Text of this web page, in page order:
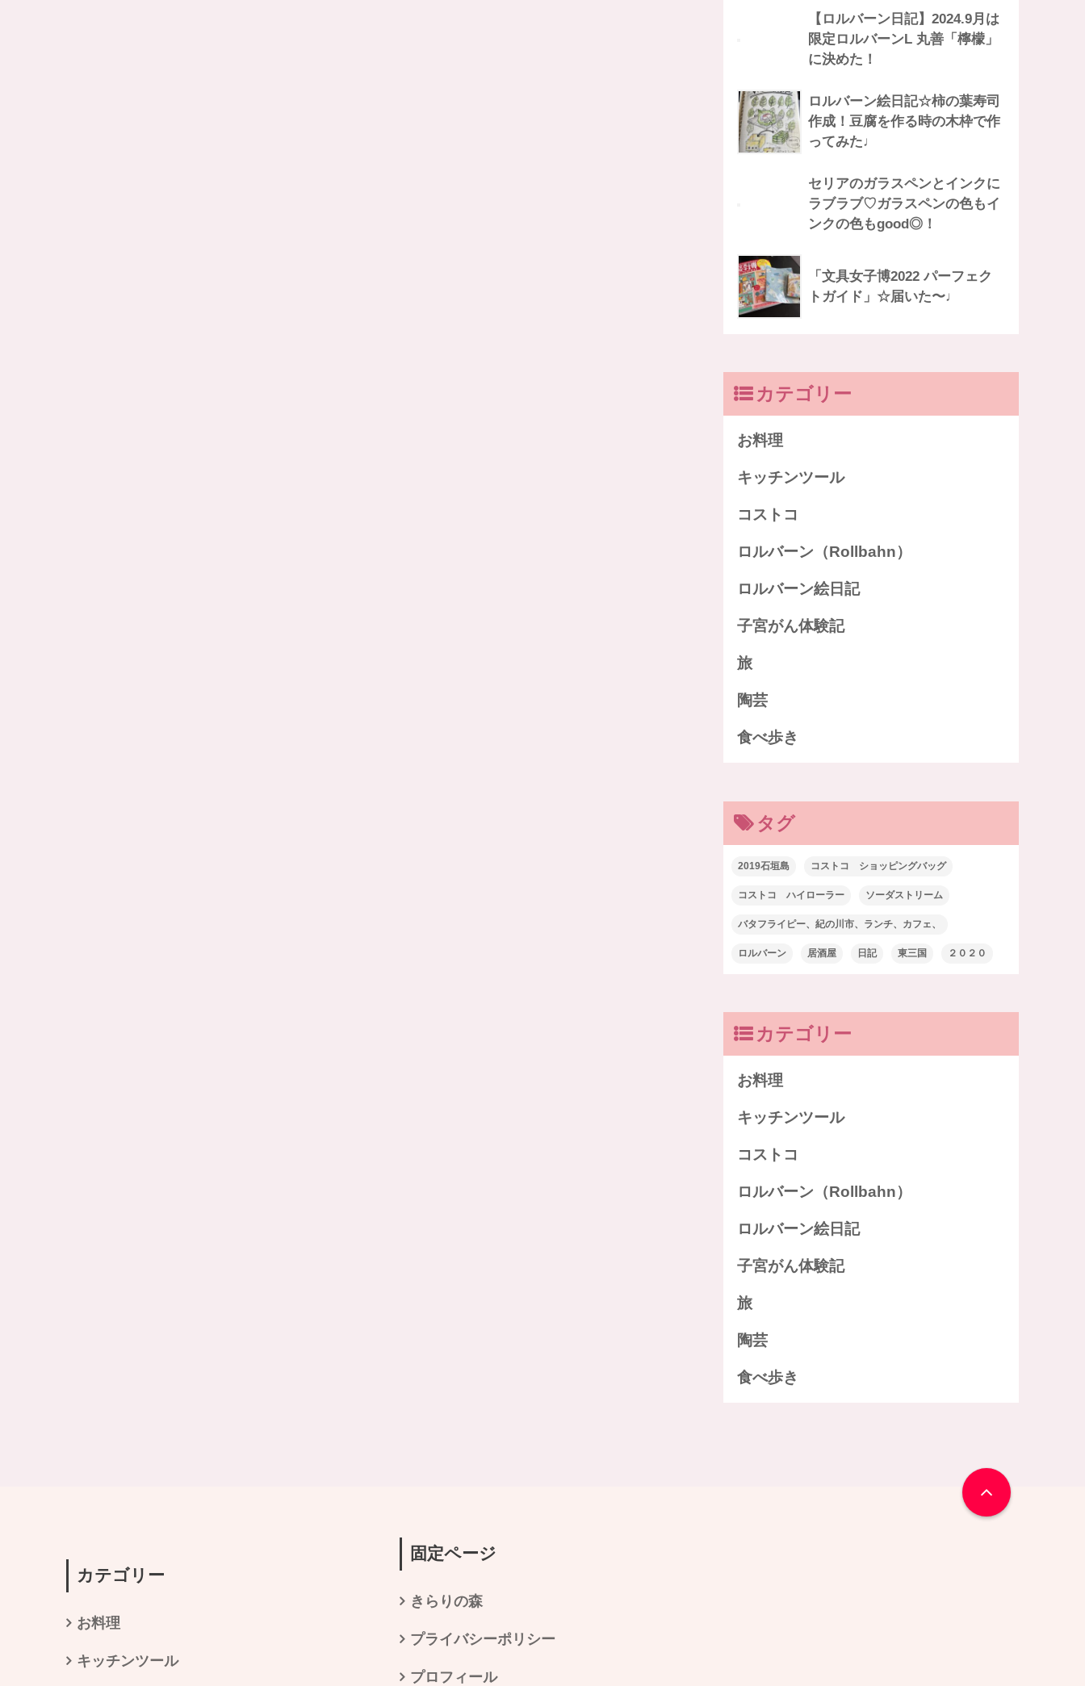
【ロルバーン日記】2024.9月は
限定ロルバーンL 丸善「檸檬」
に決めた！
ロルバーン絵日記☆柿の葉寿司
作成！豆腐を作る時の木枠で作
ってみた♩
セリアのガラスペンとインクに
ラブラブ♡ガラスペンの色もイ
ンクの色もgood◎！
「文具女子博2022 パーフェク
トガイド」☆届いた〜♩
カテゴリー
お料理
キッチンツール
コストコ
ロルバーン（Rollbahn）
ロルバーン絵日記
子宮がん体験記
旅
陶芸
食べ歩き
タグ
2019石垣島 コストコ ショッピングバッグ
コストコ ハイローラー ソーダストリーム
バタフライピー、紀の川市、ランチ、カフェ、
ロルバーン 居酒屋 日記 東三国 ２０２０
カテゴリー
お料理
キッチンツール
コストコ
ロルバーン（Rollbahn）
ロルバーン絵日記
子宮がん体験記
旅
陶芸
食べ歩き
カテゴリー
お料理
キッチンツール
固定ページ
きらりの森
プライバシーポリシー
プロフィール